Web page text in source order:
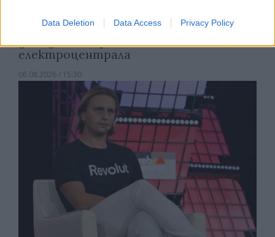
Data Deletion Data Access Privacy Policy
Спадането на Дунав принуди Румъния
електроцентрала
06.08.2026 / 15:30